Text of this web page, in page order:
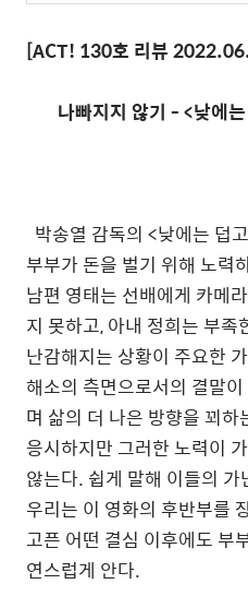
[ACT! 130호 리뷰
나빠지지 않기 - <낮에
박송열 감독의 <낮에는 덥
부부가 돈을 벌기 위해 노력
남편 영태는 선배에게 카메
지 못하고, 아내 정희는 부
난감해지는 상황이 주요한
해소의 측면으로서의 결말
며 삶의 더 나은 방향을 꾀
응시하지만 그러한 노력이
않는다. 쉽게 말해 이들의
우리는 이 영화의 후반부를
고픈 어떤 결심 이후에도 부
연스럽게 안다.